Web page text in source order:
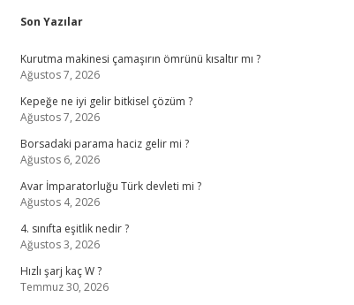
Sidebar
Son Yazılar
Kurutma makinesi çamaşırın ömrünü kısaltır mı ?
Ağustos 7, 2026
Kepeğe ne iyi gelir bitkisel çözüm ?
Ağustos 7, 2026
Borsadaki parama haciz gelir mi ?
Ağustos 6, 2026
Avar İmparatorluğu Türk devleti mi ?
Ağustos 4, 2026
4. sınıfta eşitlik nedir ?
Ağustos 3, 2026
Hızlı şarj kaç W ?
Temmuz 30, 2026